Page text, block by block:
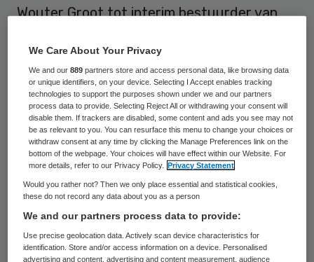
Wouter Groot tot interim bestuurder van
specialistische jeugd- en opvoedhulp en
vrouwenopvang. Groot volgt per 25
november Erwin Höppener op als
bestuurder.
Wouter Groot heeft bijna twintig jaar
ervaring als adviseur en interim manager in
de zorg. Hij heeft een financiële- en
bedrijfseconomische achtergrond. De
afgelopen jaren heeft hij diverse
bestuurlijke functies in de zorg bekleed,
We Care About Your Privacy
We and our889 partners store and access personal data, like browsing data
or unique identifiers, on your device. Selecting I Accept enables tracking
technologies to support the purposes shown under we and our partners
process data to provide. Selecting Reject All or withdrawing your consent will
disable them. If trackers are disabled, some content and ads you see may not
be as relevant to you. You can resurface this menu to change your choices or
withdraw consent at any time by clicking the Manage Preferences link on the
bottom of the webpage. Your choices will have effect within our Website. For
more details, refer to our Privacy Policy.
Privacy Statement
Would you rather not? Then we only place essential and statistical cookies,
these do not record any data about you as a person
We and our partners process data to provide:
Use precise geolocation data. Actively scan device characteristics for
identification. Store and/or access information on a device. Personalised
advertising and content, advertising and content measurement, audience